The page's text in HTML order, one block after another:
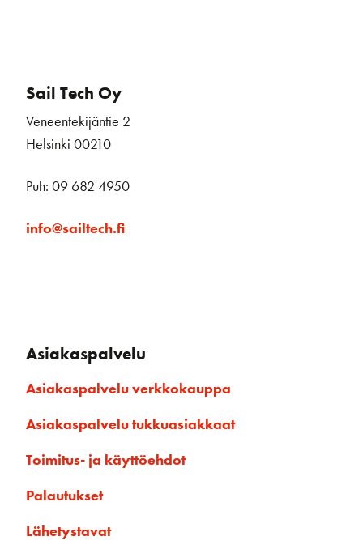
Sail Tech Oy
Veneentekijäntie 2
Helsinki 00210
Puh: 09 682 4950
info@sailtech.fi
Asiakaspalvelu
Asiakaspalvelu verkkokauppa
Asiakaspalvelu tukkuasiakkaat
Toimitus- ja käyttöehdot
Palautukset
Lähetystavat